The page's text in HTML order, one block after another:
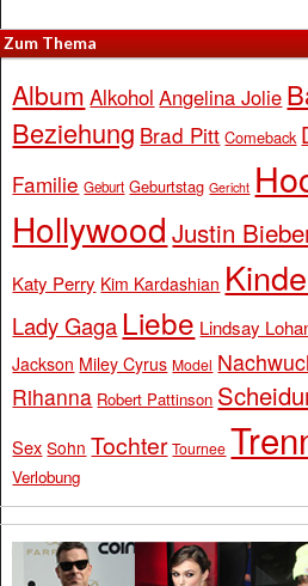
Zum Thema
Album Alkohol Angelina Jolie
Beziehung Brad Pitt Comeback
Familie Geburt Geburtstag Gericht
Hollywood Justin
Katy Perry Kim Kardashian
Lady Gaga Liebe Lindsay
Jackson Miley Cyrus Model
Rihanna Robert Pattinson
Sex Sohn Tochter Tournee
Verlobung